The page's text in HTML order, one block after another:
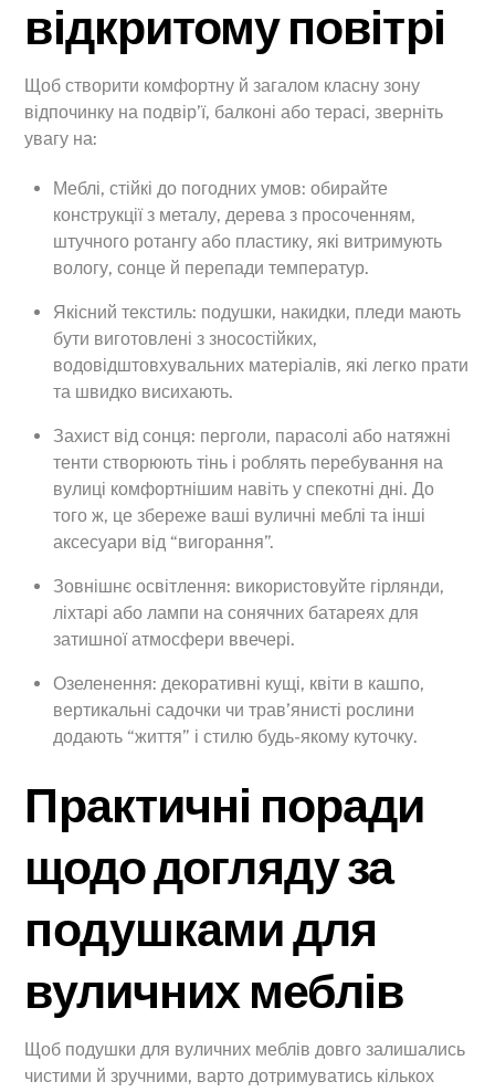
відкритому повітрі
Щоб створити комфортну й загалом класну зону
відпочинку на подвір’ї, балконі або терасі, зверніть
увагу на:
Меблі, стійкі до погодних умов: обирайте
конструкції з металу, дерева з просоченням,
штучного ротангу або пластику, які витримують
вологу, сонце й перепади температур.
Якісний текстиль: подушки, накидки, пледи мають
бути виготовлені з зносостійких,
водовідштовхувальних матеріалів, які легко прати
та швидко висихають.
Захист від сонця: перголи, парасолі або натяжні
тенти створюють тінь і роблять перебування на
вулиці комфортнішим навіть у спекотні дні. До
того ж, це збереже ваші вуличні меблі та інші
аксесуари від “вигорання”.
Зовнішнє освітлення: використовуйте гірлянди,
ліхтарі або лампи на сонячних батареях для
затишної атмосфери ввечері.
Озеленення: декоративні кущі, квіти в кашпо,
вертикальні садочки чи трав’янисті рослини
додають “життя” і стилю будь-якому куточку.
Практичні поради
щодо догляду за
подушками для
вуличних меблів
Щоб подушки для вуличних меблів довго залишались
чистими й зручними, варто дотримуватись кількох